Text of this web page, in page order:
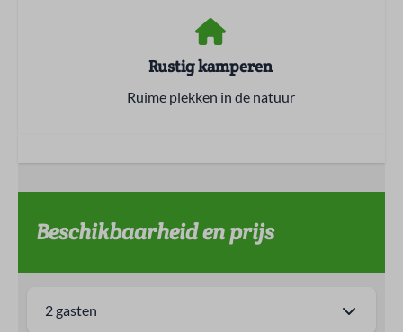
Rustig kamperen
Ruime plekken in de natuur
Beschikbaarheid en prijs
2 gasten